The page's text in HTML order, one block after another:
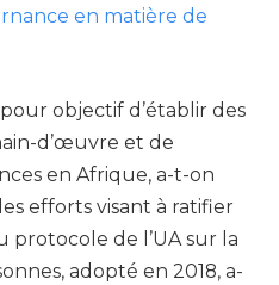
en matière de
objectif d’établir des
d’œuvre et de
en Afrique, a-t-on
efforts visant à ratifier
de l’UA sur la
adopté en 2018, a-